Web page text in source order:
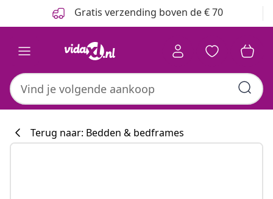
Gratis verzending boven de € 70
Terug naar: Bedden & bedframes